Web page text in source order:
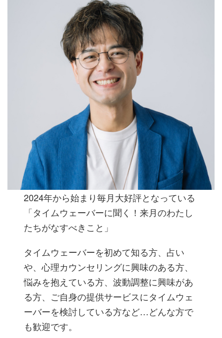
2024年から始まり毎月大好評となっている
「タイムウェーバーに聞く！来月のわたし
たちがなすべきこと」
タイムウェーバーを初めて知る方、占い
や、心理カウンセリングに興味のある方、
悩みを抱えている方、波動調整に興味があ
る方、ご自身の提供サービスにタイムウェ
ーバーを検討している方など…どんな方で
も歓迎です。